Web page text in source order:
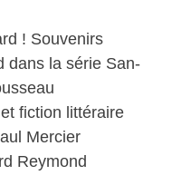
! Souvenirs
dans la série San-
fiction littéraire
Mercier
Reymond